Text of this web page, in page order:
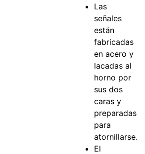
Las
señales
están
fabricadas
en acero y
lacadas al
horno por
sus dos
caras y
preparadas
para
atornillarse.
El